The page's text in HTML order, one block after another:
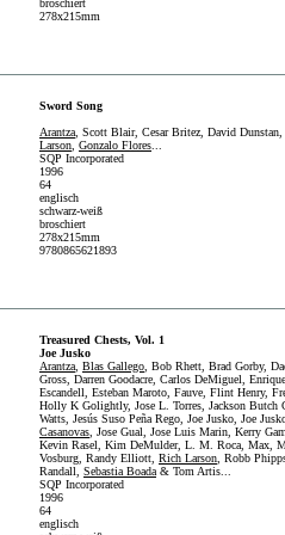
broschiert
278x215mm
Sword Song
Arantza , Scott Blair, Cesar Britez, David Dunstan,
Larson Gonzalo Flores
SQP Incorporated
1996
64
englisch
schwarz-weiß
broschiert
278x215mm
9780865621893
Treasured Chests, Vol. 1
Joe Jusko
Arantza Blas Gallego , Bob Rhett, Brad Gorby,
Gross, Darren Goodacre, Carlos DeMiguel,
Escandell, Esteban Maroto, Fauve, Flint Henry,
Holly K Golightly, Jose L. Torres, Jackson Butch
Watts, Jesús Suso Peña Rego, Joe Jusko, Joe
Casanovas , Jose Gual, Jose Luis Marin, Kerry
Kevin Rasel, Kim DeMulder, L. M. Roca, Max,
Vosburg, Randy Elliott, Rich Larson , Robb
Randall, Sebastia Boada & Tom Artis...
SQP Incorporated
1996
64
englisch